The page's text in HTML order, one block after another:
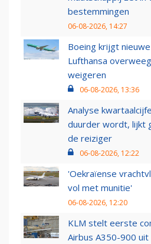
bestemmingen
06-08-2026, 14:27
Boeing krijgt
Lufthansa
weigeren
06-08-2026, 13:36
Analyse
duurder wordt, lijkt
de reiziger
06-08-2026, 12:22
'Oekraïense
vol met munitie'
06-08-2026, 12:20
KLM stelt eerste
Airbus A350-900 uit